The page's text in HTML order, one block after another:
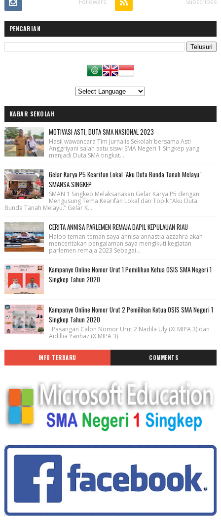
PENCARIAN
KABAR SEKOLAH
MOTIVASI ASTI, DUTA SMA NASIONAL 2023
Hasil wawancara Tim Jurnalis Sekolah bersama Asti
Anggriyani salah satu siswi SMA Negeri 1 Singkep yang
menjadi Duta SMA tingkat...
Gelar Karya P5 Kearifan Lokal "Aku Duta Bunda Tanah Melayu"
SMANSA SINGKEP
SMAN 1 Singkep Melaksanakan Gelar Karya P5 dengan
Mengusung Tema Kearifan Lokal dan Topik “Aku Duta
Bunda Tanah Melayu.” Gelar K...
CERITA ANNISA PARLEMEN REMAJA DAPIL KEPULAUAN RIAU
Haloo teman-teman saya annisa annastia azzahra akan
menceritakan pengalaman saya mengikuti kegiatan
parlemen remaja 2023 Sebagai...
Kampanye Online Nomor Urut 1 Pemilihan Ketua OSIS SMA Negeri 1
Singkep Tahun 2020
Kampanye Online Nomor Urut 2 Pemilihan Ketua OSIS SMA Negeri 1
Singkep Tahun 2020
Pasangan Calon Nomor Urut 2 Nadila Uly (XI MIPA 3) dan
Aidillia Yanhaz (X MIPA 3)
INFO TERBARU COMMENTS